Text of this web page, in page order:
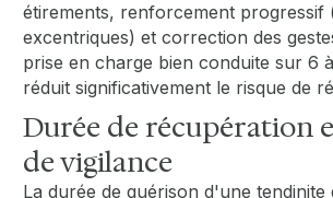
étirements, renforcement progressif
excentriques) et correction des
prise en charge bien conduite sur 6
réduit significativement le risque de
Durée de récupération
de vigilance
La durée de guérison d'une tendinite